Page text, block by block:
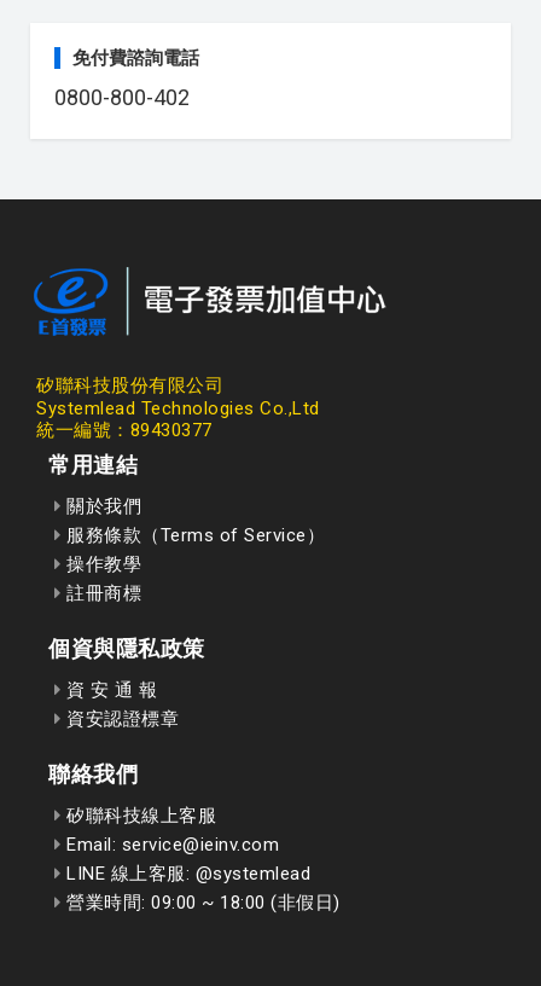
免付費諮詢電話
0800-800-402
矽聯科技股份有限公司
Systemlead Technologies Co.,Ltd
統一編號：89430377
常用連結
關於我們
服務條款（Terms of Service）
操作教學
註冊商標
個資與隱私政策
資 安 通 報
資安認證標章
聯絡我們
矽聯科技線上客服
Email: service@ieinv.com
LINE 線上客服: @systemlead
營業時間: 09:00 ~ 18:00 (非假日)